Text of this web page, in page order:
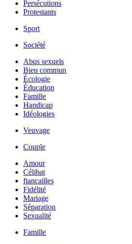
Persécutions
Protestants
Sport
Société
Abus sexuels
Bien commun
Écologie
Éducation
Famille
Handicap
Idéologies
Veuvage
Couple
Amour
Célibat
fiancailles
Fidélité
Mariage
Séparation
Sexualité
Famille